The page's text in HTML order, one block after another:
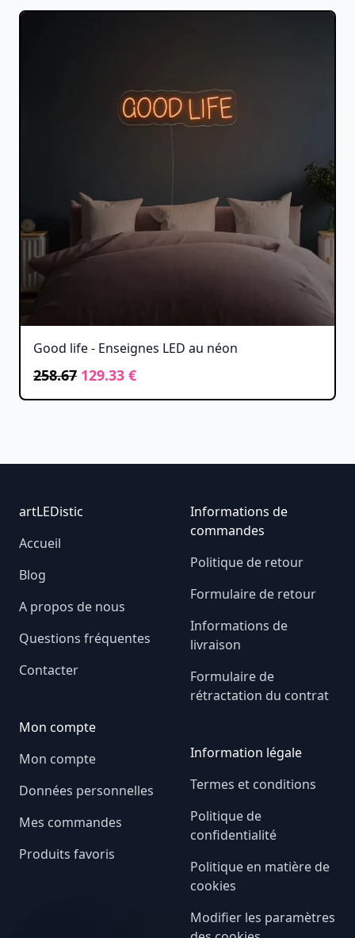
Good life - Enseignes LED au néon
258.67 129.33 €
Footer
artLEDistic
Accueil
Blog
A propos de nous
Questions fréquentes
Contacter
Mon compte
Mon compte
Données personnelles
Mes commandes
Produits favoris
Informations de
commandes
Politique de retour
Formulaire de retour
Informations de
livraison
Formulaire de
rétractation du contrat
Information légale
Termes et conditions
Politique de
confidentialité
Politique en matière de
cookies
Modifier les paramètres